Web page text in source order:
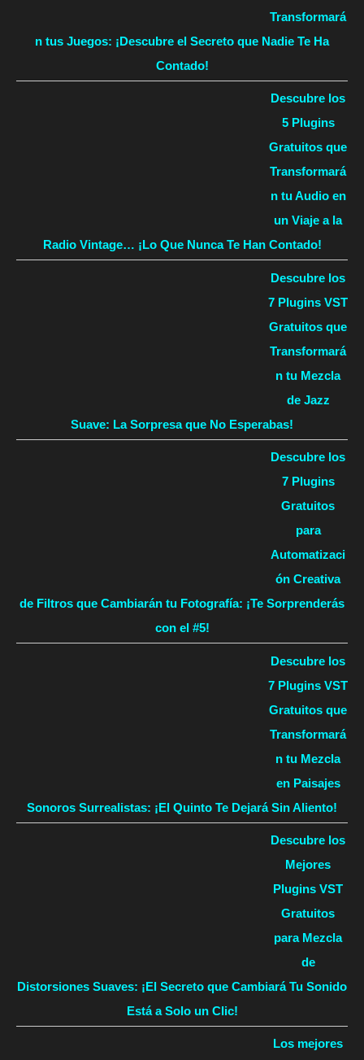
Transformará
n tus Juegos: ¡Descubre el Secreto que Nadie Te Ha
Contado!
Descubre los
5 Plugins
Gratuitos que
Transformará
n tu Audio en
un Viaje a la
Radio Vintage… ¡Lo Que Nunca Te Han Contado!
Descubre los
7 Plugins VST
Gratuitos que
Transformará
n tu Mezcla
de Jazz
Suave: La Sorpresa que No Esperabas!
Descubre los
7 Plugins
Gratuitos
para
Automatizaci
ón Creativa
de Filtros que Cambiarán tu Fotografía: ¡Te Sorprenderás
con el #5!
Descubre los
7 Plugins VST
Gratuitos que
Transformará
n tu Mezcla
en Paisajes
Sonoros Surrealistas: ¡El Quinto Te Dejará Sin Aliento!
Descubre los
Mejores
Plugins VST
Gratuitos
para Mezcla
de
Distorsiones Suaves: ¡El Secreto que Cambiará Tu Sonido
Está a Solo un Clic!
Los mejores